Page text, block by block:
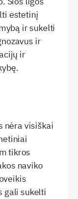
estetinį
ir sukelti
ir
ir
nėra visiškai
tikros
naviko
gali sukelti